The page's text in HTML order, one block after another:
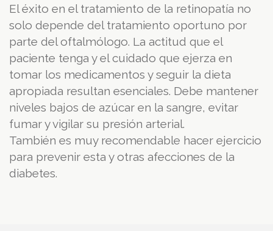
El éxito en el tratamiento de la retinopatía no
solo depende del tratamiento oportuno por
parte del oftalmólogo. La actitud que el
paciente tenga y el cuidado que ejerza en
tomar los medicamentos y seguir la dieta
apropiada resultan esenciales. Debe mantener
niveles bajos de azúcar en la sangre, evitar
fumar y vigilar su presión arterial.
También es muy recomendable hacer ejercicio
para prevenir esta y otras afecciones de la
diabetes.